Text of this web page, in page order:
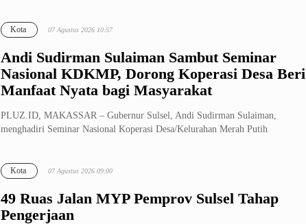
Andi Sudirman Sulaiman Sambut Seminar
Nasional KDKMP, Dorong Koperasi Desa Beri
Manfaat Nyata bagi Masyarakat
Kota 07 Agustus 2026 10:57
PLUZ.ID, MAKASSAR – Gubernur Sulsel, Andi Sudirman Sulaiman,
menghadiri Seminar Nasional Koperasi Desa/Kelurahan Merah Putih
49 Ruas Jalan MYP Pemprov Sulsel Tahap
Pengerjaan
Kota 07 Agustus 2026 09:00